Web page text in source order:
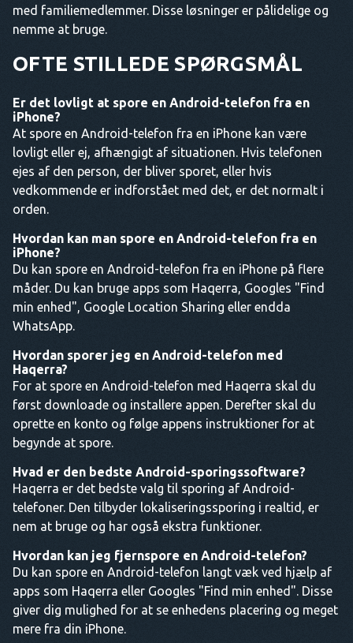
med familiemedlemmer. Disse løsninger er pålidelige og
nemme at bruge.
OFTE STILLEDE SPØRGSMÅL
Er det lovligt at spore en Android-telefon fra en
iPhone?
At spore en Android-telefon fra en iPhone kan være
lovligt eller ej, afhængigt af situationen. Hvis telefonen
ejes af den person, der bliver sporet, eller hvis
vedkommende er indforstået med det, er det normalt i
orden.
Hvordan kan man spore en Android-telefon fra en
iPhone?
Du kan spore en Android-telefon fra en iPhone på flere
måder. Du kan bruge apps som Haqerra, Googles "Find
min enhed", Google Location Sharing eller endda
WhatsApp.
Hvordan sporer jeg en Android-telefon med
Haqerra?
For at spore en Android-telefon med Haqerra skal du
først downloade og installere appen. Derefter skal du
oprette en konto og følge appens instruktioner for at
begynde at spore.
Hvad er den bedste Android-sporingssoftware?
Haqerra er det bedste valg til sporing af Android-
telefoner. Den tilbyder lokaliseringssporing i realtid, er
nem at bruge og har også ekstra funktioner.
Hvordan kan jeg fjernspore en Android-telefon?
Du kan spore en Android-telefon langt væk ved hjælp af
apps som Haqerra eller Googles "Find min enhed". Disse
giver dig mulighed for at se enhedens placering og meget
mere fra din iPhone.